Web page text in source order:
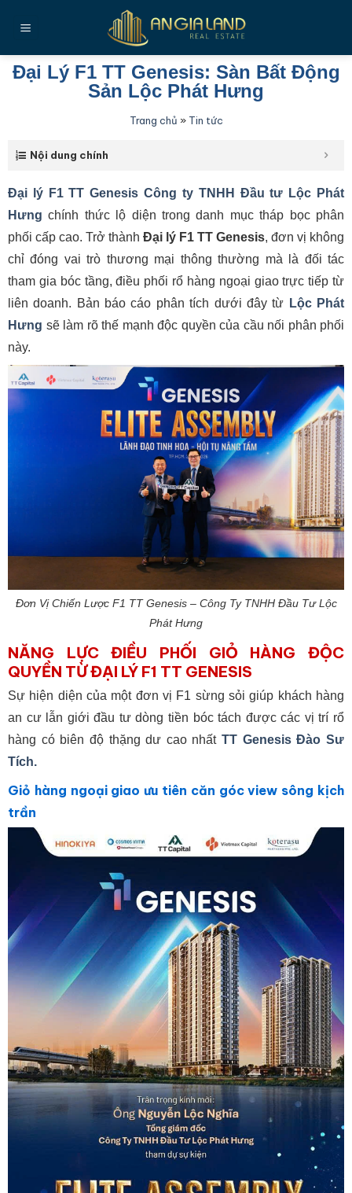
qua
dungĐại Lý F1 TT Genesis: Sàn Bất Động
Sản Lộc Phát Hưng
Trang chủ » Tin tức
Nội dung chính
Đại lý F1 TT Genesis Công ty TNHH Đầu tư Lộc Phát
Hưng chính thức lộ diện trong danh mục tháp bọc phân
phối cấp cao. Trở thành Đại lý F1 TT Genesis, đơn vị không
chỉ đóng vai trò thương mại thông thường mà là đối tác
tham gia bóc tầng, điều phối rổ hàng ngoại giao trực tiếp từ
liên doanh. Bản báo cáo phân tích dưới đây từ Lộc Phát
Hưng sẽ làm rõ thế mạnh độc quyền của cầu nối phân phối
này.
Đơn Vị Chiến Lược F1 TT Genesis – Công Ty TNHH Đầu Tư Lộc
Phát Hưng
NĂNG LỰC ĐIỀU PHỐI GIỎ HÀNG ĐỘC
QUYỀN TỪ ĐẠI LÝ F1 TT GENESIS
Sự hiện diện của một đơn vị F1 sừng sỏi giúp khách hàng
an cư lẫn giới đầu tư dòng tiền bóc tách được các vị trí rổ
hàng có biên độ thặng dư cao nhấtTT Genesis Đào Sư
Tích.
Giỏ hàng ngoại giao ưu tiên căn góc view sông kịch
trần